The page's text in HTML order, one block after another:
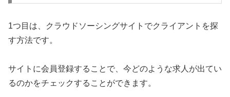
1つ目は、クラウドソーシングサイトでクライアントを探
す方法です。
サイトに会員登録することで、今どのような求人が出てい
るのかをチェックすることができます。